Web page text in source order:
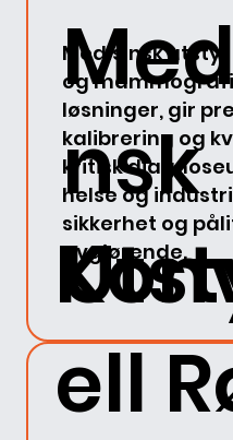
nsk
Medisinsk utstyr
og
løsninger, gir
kalibrering og
kritisk
helse og
sikkerhet og
avgjørende.
ell